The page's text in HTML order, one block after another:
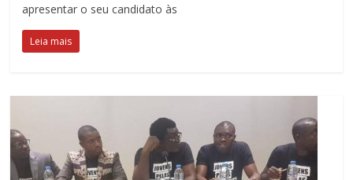
apresentar o seu candidato às
Leia mais